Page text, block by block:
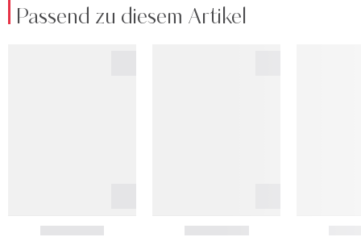
Passend zu diesem Artikel